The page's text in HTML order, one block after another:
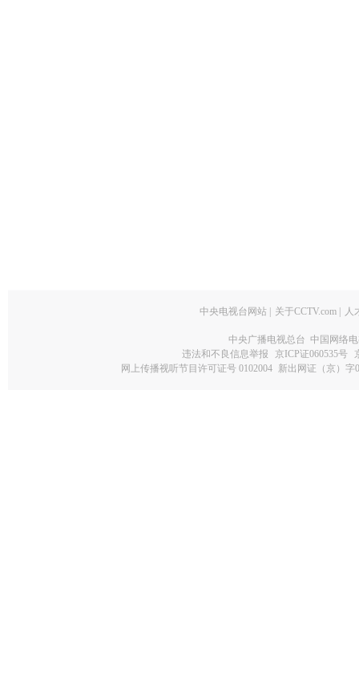
中央电视台网站 关于CCTV.com 人
中央广播电视总台 中国网络
违法和不良信息举报
京ICP证060535号
网上传播视听节目许可证号 0102004 新出网证（京）